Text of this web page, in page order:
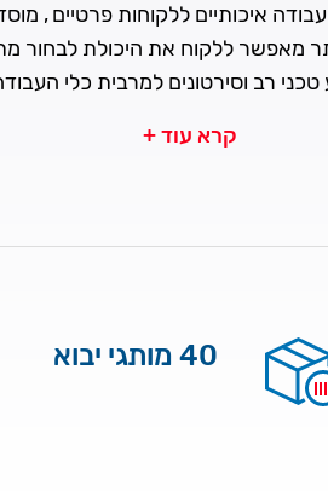
איכותיים ללקוחות פרטיים ,
מאפשר ללקוח את היכולת לבחור
רב וסירטונים למרבית כלי
קרא עוד +
40 מותגי יבוא